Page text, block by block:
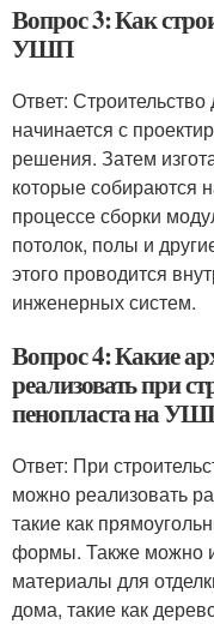
Вопрос 3: Как
УШП
Ответ:
начинается с
решения. Затем
которые собираются
процессе сборки
потолок, полы и
этого проводится
инженерных систем.
Вопрос 4: Какие
реализовать при
пенопласта на
Ответ: При
можно реализовать
такие как
формы. Также можно
материалы для
дома, такие как